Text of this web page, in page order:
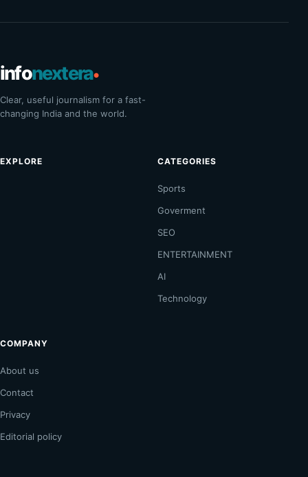
infonextera•
Clear, useful journalism for a fast-
changing India and the world.
EXPLORE CATEGORIES
Sports
Goverment
SEO
ENTERTAINMENT
AI
Technology
COMPANY
About us
Contact
Privacy
Editorial policy